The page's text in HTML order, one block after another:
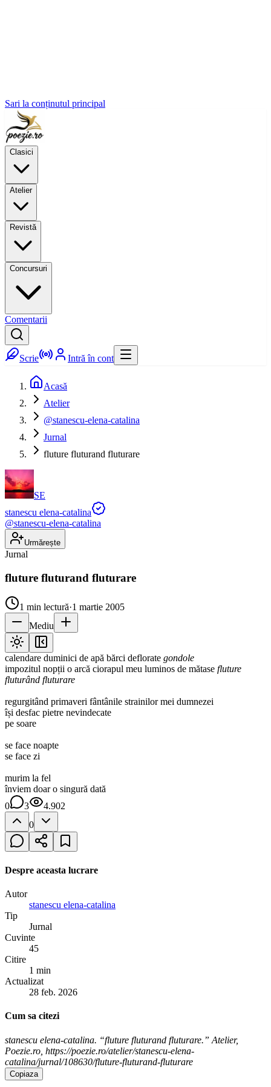
Sari la conținutul principal
Clasici
Atelier
Revistă
Concursuri
Comentarii
Scrie Intră în cont
Acasă
Atelier
@stanescu-elena-catalina
Jurnal
fluture fluturand fluturare
SE
stanescu elena-catalina
@stanescu-elena-catalina
Urmărește
Jurnal
fluture fluturand fluturare
1 min lectură·1 martie 2005
Mediu
calendare duminici de apă bărci deflorate gondole
impozitul nopții o arcă ciorapul meu luminos de mătase fluture
fluturând fluturare
regurgitând primaveri fântânile strainilor mei dumnezei
își desfac pietre nevindecate
pe soare
se face noapte
se face zi
murim la fel
înviem doar o singură dată
0
3
4.902
0
Despre aceasta lucrare
Autor
stanescu elena-catalina
Tip
Jurnal
Cuvinte
45
Citire
1 min
Actualizat
28 feb. 2026
Cum sa citezi
stanescu elena-catalina. “fluture fluturand fluturare.” Atelier,
Poezie.ro, https://poezie.ro/atelier/stanescu-elena-
catalina/jurnal/108630/fluture-fluturand-fluturare
Copiaza